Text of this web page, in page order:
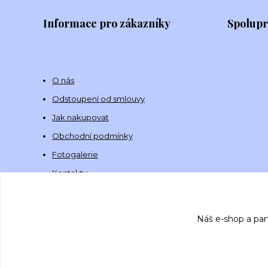
Informace pro zákazníky
O nás
Odstoupení od smlouvy
Jak nakupovat
Obchodní podmínky
Fotogalerie
Kontakty
Náš e-shop a